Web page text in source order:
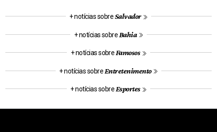
+ notícias sobreSalvador
+ notícias sobre Bahia
+ notícias sobre Famosos
+ notícias sobre Entretenimento
+ notícias sobre Esportes